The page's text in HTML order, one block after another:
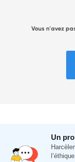
Vous n'avez
Un